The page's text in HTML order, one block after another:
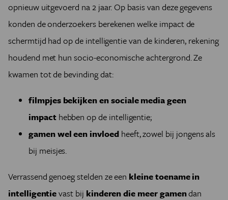
opnieuw uitgevoerd na 2 jaar. Op basis van deze gegevens
konden de onderzoekers berekenen welke impact de
schermtijd had op de intelligentie van de kinderen, rekening
houdend met hun socio-economische achtergrond. Ze
kwamen tot de bevinding dat:
filmpjes bekijken en sociale media geen
impact hebben op de intelligentie;
gamen wel een invloed heeft, zowel bij jongens als
bij meisjes.
Verrassend genoeg stelden ze een kleine toename in
intelligentievast bij kinderen die meer gamendan